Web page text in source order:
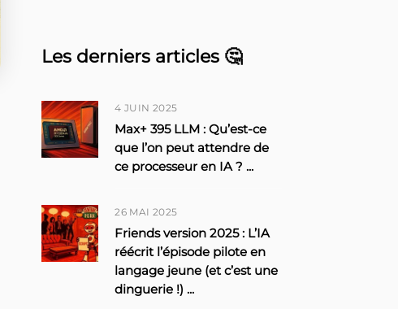
Les derniers articles 🤔
4 JUIN 2025
Max+ 395 LLM : Qu’est-ce
que l’on peut attendre de
ce processeur en IA ? ...
26 MAI 2025
Friends version 2025 : L’IA
réécrit l’épisode pilote en
langage jeune (et c’est une
dinguerie !) ...